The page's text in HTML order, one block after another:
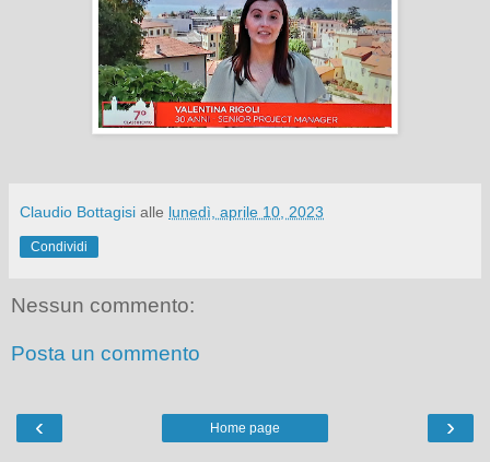
Claudio Bottagisi alle lunedì, aprile 10, 2023
Condividi
Nessun commento:
Posta un commento
‹ ›
Home page